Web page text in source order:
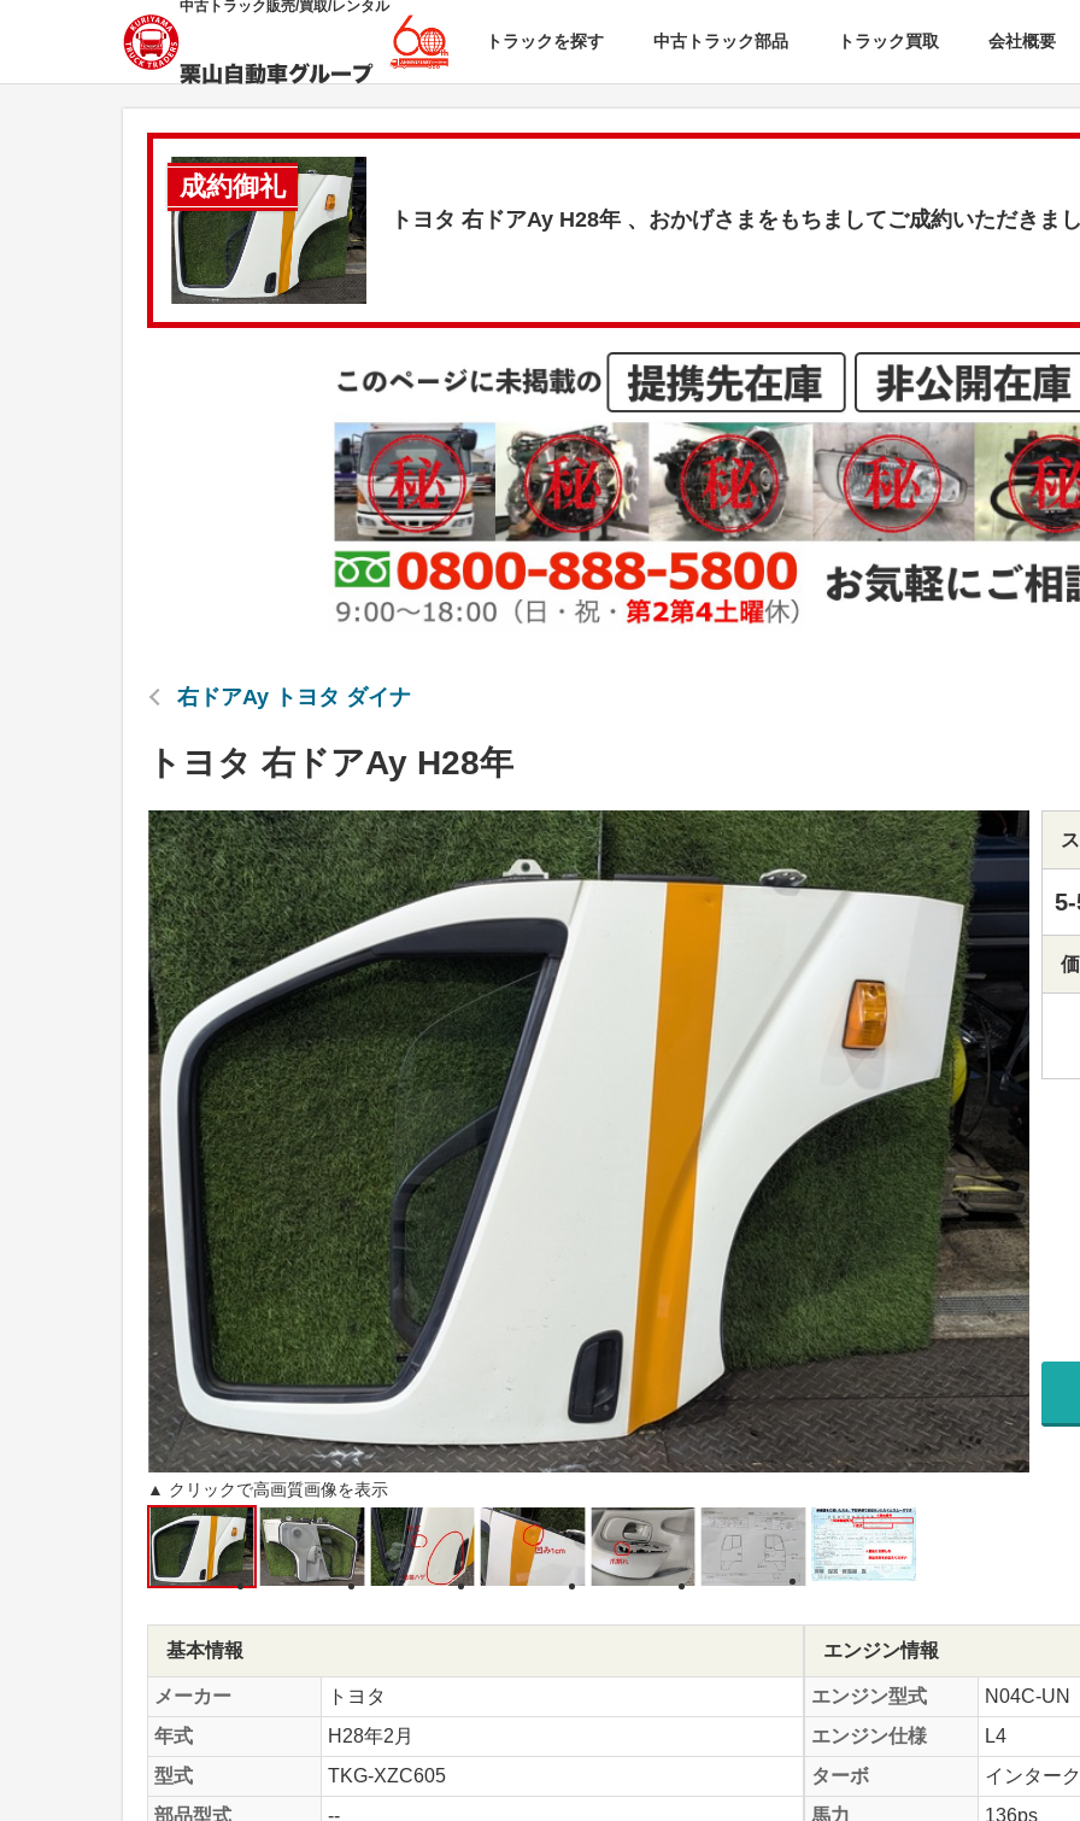
中古トラック販売/買取/レンタル
トラックを探す 中古トラック部品 トラック買取 会社概要
成約御礼
トヨタ 右ドアAy H28年 、おかげさまをもちましてご成約いただきま
右ドアAy トヨタ ダイナ
トヨタ 右ドアAy H28年
▲ クリックで高画質画像を表示
基本情報
メーカー
トヨタ
年式
H28年2月
型式
TKG-XZC605
部品型式
--
エンジン情報
エンジン型式
N04C-UN
エンジン仕様
L4
ターボ
インター
馬力
136ps